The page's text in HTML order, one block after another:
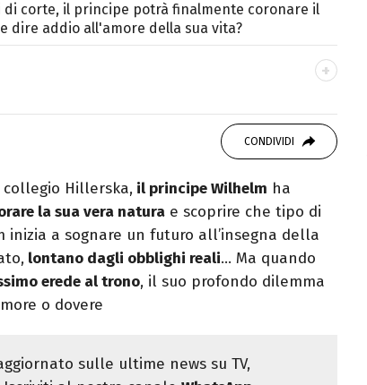
corte, il principe potrà finalmente coronare il
dire addio all'amore della sua vita?
all'IED come Fashion Editor. Si
digitale, Giornalismo e Nuovi media
con alcune testate ed uffici stampa.
CONDIVIDI
Hillerska, il principe Wilhelm ha
la sua vera natura e scoprire che tipo di
a sognare un futuro all’insegna della
lontano dagli obblighi reali… Ma quando
erede al trono, il suo profondo dilemma
o dovere
sulle ultime news su TV,